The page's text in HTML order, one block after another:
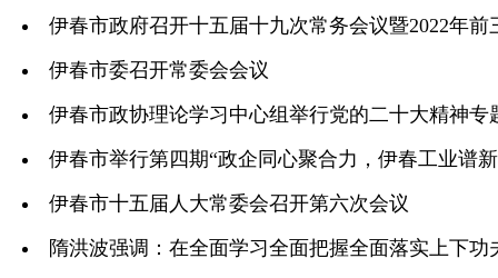
伊春市政府召开十五届十九次常务会议暨2022年
伊春市委召开常委会会议
伊春市政协理论学习中心组举行党的二十大精神专
伊春市举行第四期“政企同心聚合力，伊春工业谱
伊春市十五届人大常委会召开第六次会议
隋洪波强调：在全面学习全面把握全面落实上下